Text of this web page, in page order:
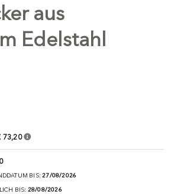
aus
Edelstahl
73,20
BIS:27/08/2026
BIS: 28/08/2026